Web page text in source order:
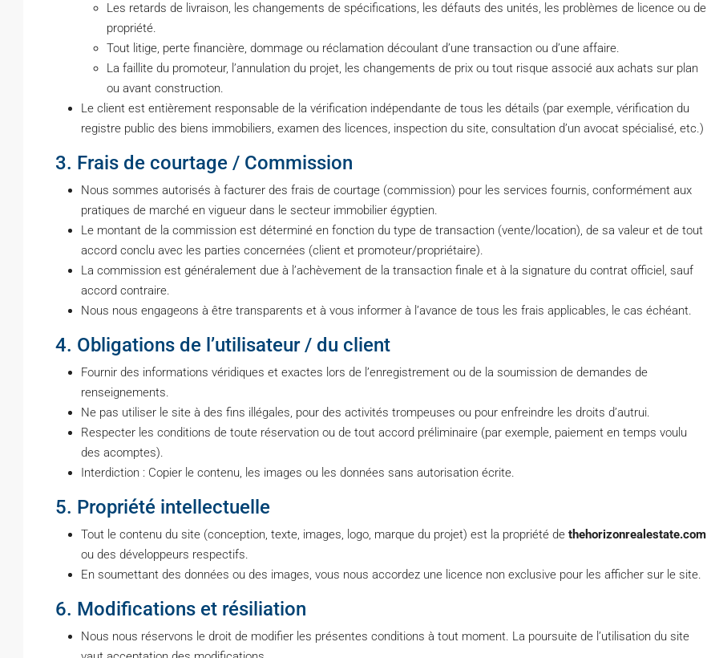
Les retards de livraison, les changements de spécifications, les défauts des unités, les problèmes de licence ou de
propriété.
Tout litige, perte financière, dommage ou réclamation découlant d’une transaction ou d’une affaire.
La faillite du promoteur, l’annulation du projet, les changements de prix ou tout risque associé aux achats sur plan
ou avant construction.
Le client est entièrement responsable de la vérification indépendante de tous les détails (par exemple, vérification du
registre public des biens immobiliers, examen des licences, inspection du site, consultation d’un avocat spécialisé, etc.)
3. Frais de courtage / Commission
Nous sommes autorisés à facturer des frais de courtage (commission) pour les services fournis, conformément aux
pratiques de marché en vigueur dans le secteur immobilier égyptien.
Le montant de la commission est déterminé en fonction du type de transaction (vente/location), de sa valeur et de tout
accord conclu avec les parties concernées (client et promoteur/propriétaire).
La commission est généralement due à l’achèvement de la transaction finale et à la signature du contrat officiel, sauf
accord contraire.
Nous nous engageons à être transparents et à vous informer à l’avance de tous les frais applicables, le cas échéant.
4. Obligations de l’utilisateur / du client
Fournir des informations véridiques et exactes lors de l’enregistrement ou de la soumission de demandes de
renseignements.
Ne pas utiliser le site à des fins illégales, pour des activités trompeuses ou pour enfreindre les droits d’autrui.
Respecter les conditions de toute réservation ou de tout accord préliminaire (par exemple, paiement en temps voulu
des acomptes).
Interdiction : Copier le contenu, les images ou les données sans autorisation écrite.
5. Propriété intellectuelle
Tout le contenu du site (conception, texte, images, logo, marque du projet) est la propriété de thehorizonrealestate.com
ou des développeurs respectifs.
En soumettant des données ou des images, vous nous accordez une licence non exclusive pour les afficher sur le site.
6. Modifications et résiliation
Nous nous réservons le droit de modifier les présentes conditions à tout moment. La poursuite de l’utilisation du site